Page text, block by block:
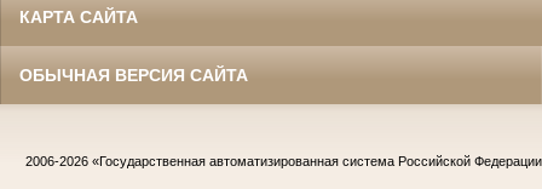
КАРТА САЙТА
ОБЫЧНАЯ ВЕРСИЯ САЙТА
2006-2026 «Государственная автоматизированная система Российской